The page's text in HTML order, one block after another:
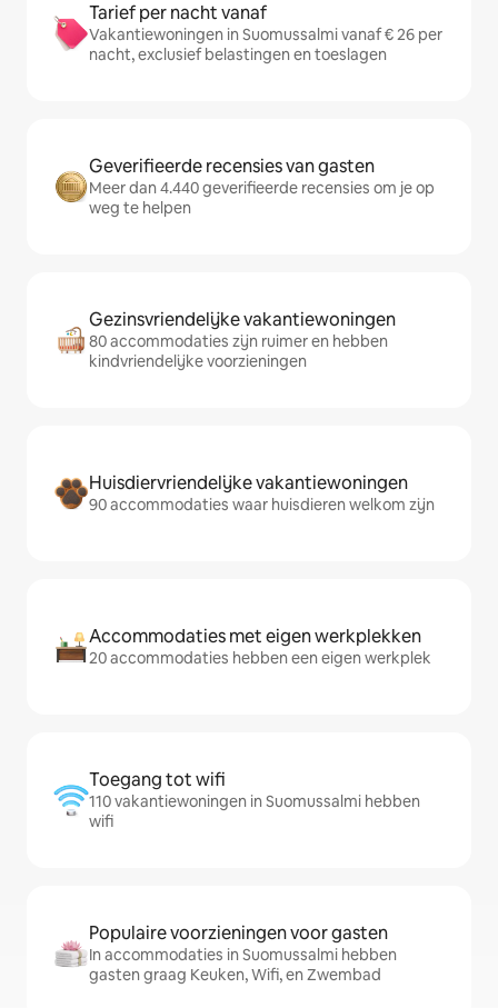
Tarief per nacht vanaf
Vakantiewoningen in Suomussalmi vanaf € 26 per
nacht, exclusief belastingen en toeslagen
Geverifieerde recensies van gasten
Meer dan 4.440 geverifieerde recensies om je op
weg te helpen
Gezinsvriendelijke vakantiewoningen
80 accommodaties zijn ruimer en hebben
kindvriendelijke voorzieningen
Huisdiervriendelijke vakantiewoningen
90 accommodaties waar huisdieren welkom zijn
Accommodaties met eigen werkplekken
20 accommodaties hebben een eigen werkplek
Toegang tot wifi
110 vakantiewoningen in Suomussalmi hebben
wifi
Populaire voorzieningen voor gasten
In accommodaties in Suomussalmi hebben
gasten graag Keuken, Wifi, en Zwembad